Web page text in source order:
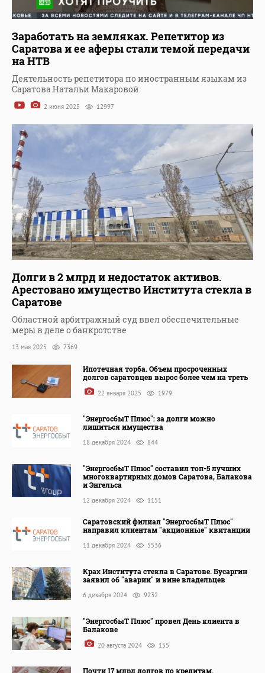
Заработать на земляках. Репетитор из
Саратова и ее аферы стали темой передачи
на НТВ
Деятельность репетитора по иностранным языкам из
Саратова Натальи Макаровой
2 июня 2025 12997
Долги в 2 млрд и недостаток активов.
Арестовано имущество Института стекла в
Саратове
Областной арбитражный суд ввел обеспечительные
меры в деле о банкротстве
13 мая 2025 7369
Ипотечная торба. Объем просроченных
долгов саратовцев вырос более чем на треть
22 января 2025 1979
"ЭнергосбыТ Плюс": за долги можно
лишиться имущества
18 декабря 2024 844
"ЭнергосбыТ Плюс" составил топ-5 лучших
многоквартирных домов Саратова, Балакова
и Энгельса
12 декабря 2024 1151
Саратовский филиал "ЭнергосбыТ Плюс"
направил клиентам "акционные" квитанции
11 декабря 2024 5536
Крах Института стекла в Саратове. Бусаргин
заявил об "аварии" и вине владельцев
6 декабря 2024 9232
"ЭнергосбыТ Плюс" провел День клиента в
Балакове
20 августа 2024 155
Почти 17 млрд долгов по кредитам.